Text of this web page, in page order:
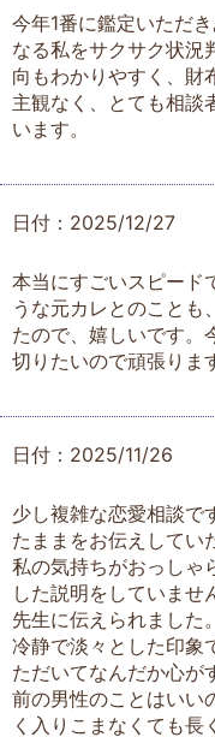
今年1番に鑑定いただ
なる私をサクサク状況
向もわかりやすく、財
主観なく、とても相談
います。
日付：2025/12/27
本当にすごいスピード
うな元カレとのことも
たので、嬉しいです。
切りたいので頑張りま
日付：2025/11/26
少し複雑な恋愛相談で
たままをお伝えしてい
私の気持ちがおっしゃ
した説明をしていませ
先生に伝えられました。
冷静で淡々とした印象
ただいてなんだか心が
前の男性のことはいい
く入りこまなくても